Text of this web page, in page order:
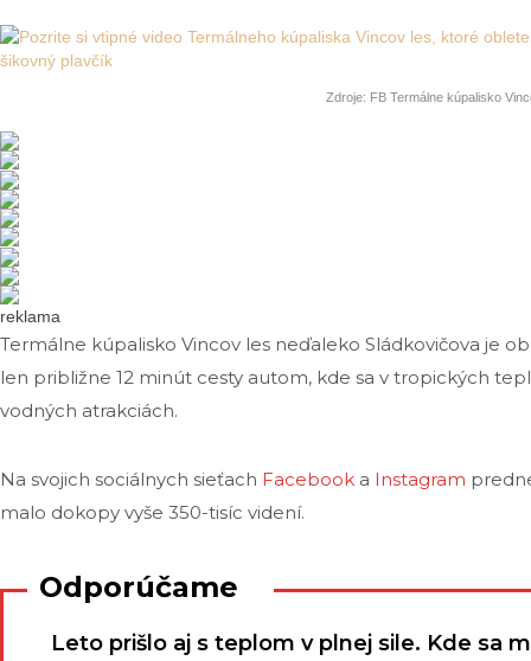
Zdroje: FB Termálne kúpalisko
reklama
Termálne kúpalisko Vincov les neďaleko Sládkovičova je
len približne 12 minút cesty autom, kde sa v tropických
vodných atrakciách.
Na svojich sociálnych sieťach Facebook a Instagram
malo dokopy vyše 350-tisíc videní.
Odporúčame
Leto prišlo aj s teplom v plnej sile. Kde sa